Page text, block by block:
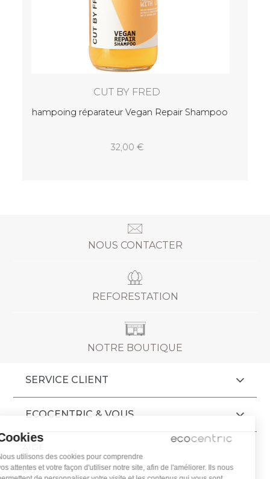
NOUS CONTACTER
REFORESTATION
NOTRE BOUTIQUE
SERVICE CLIENT
ECOCENTRIC & VOUS
CGV
Cookies
Nous utilisons des cookies pour comprendre
vos attentes et votre façon d'utiliser notre site, afin de l'améliorer. Ils nous